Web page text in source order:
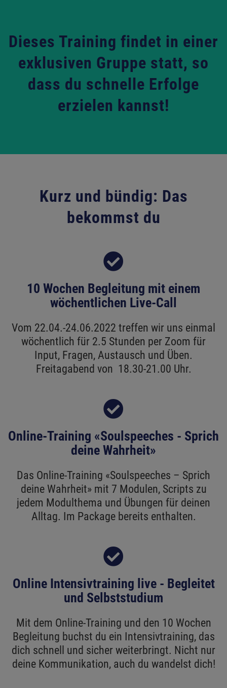
Dieses Training findet in einer
exklusiven Gruppe statt, so
dass du schnelle Erfolge
erzielen kannst!
Kurz und bündig: Das
bekommst du
10 Wochen Begleitung mit einem
wöchentlichen Live-Call
Vom 22.04.-24.06.2022 treffen wir uns einmal
wöchentlich für 2.5 Stunden per Zoom für
Input, Fragen, Austausch und Üben.
Freitagabend von 18.30-21.00 Uhr.
Online-Training «Soulspeeches - Sprich
deine Wahrheit»
Das Online-Training «Soulspeeches – Sprich
deine Wahrheit» mit 7 Modulen, Scripts zu
jedem Modulthema und Übungen für deinen
Alltag. Im Package bereits enthalten.
Online Intensivtraining live - Begleitet
und Selbststudium
Mit dem Online-Training und den 10 Wochen
Begleitung buchst du ein Intensivtraining, das
dich schnell und sicher weiterbringt. Nicht nur
deine Kommunikation, auch du wandelst dich!